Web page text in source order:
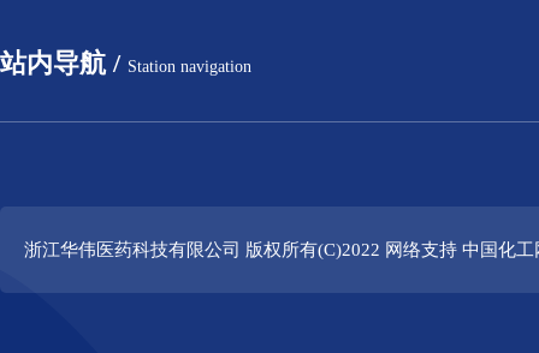
站内导航 / Station navigation
浙江华伟医药科技有限公司 版权所有(C)2022 网络支持 中国化工